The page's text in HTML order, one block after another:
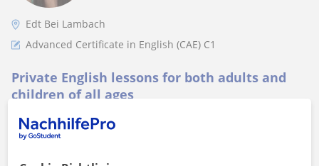
Edt Bei Lambach
Advanced Certificate in English (CAE) C1
Private English lessons for both adults and
children of all ages